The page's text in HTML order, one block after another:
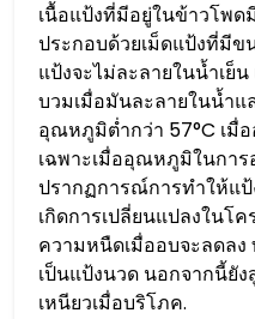
เนื้อแป้งที่มีอยู่ในข้าวโพด
ประกอบด้วยเม็ดแป้งที่มีข
แป้งจะไม่ละลายในน้ำเย็
บวมเมื่อมันละลายในน้ำแ
อุณหภูมิต่ำกว่า 57°C เมื่
เฉพาะเมื่ออุณหภูมิในการ
ปรากฏการณ์การทำให้แ
เกิดการเปลี่ยนแปลงในโ
ความหนืดเมื่ออบจะลดล
เป็นแป้งนวด นอกจากนี้ยั
เหนียวเมื่อบริโภค.